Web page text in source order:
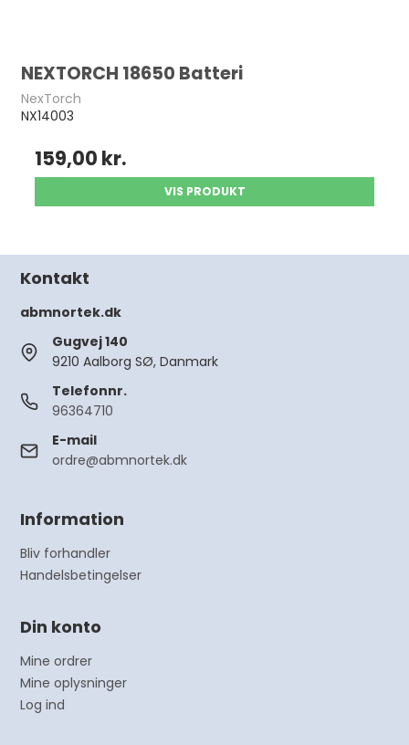
NEXTORCH 18650 Batteri
NexTorch
NX14003
159,00 kr.
VIS PRODUKT
Kontakt
abmnortek.dk
Gugvej 140
9210 Aalborg SØ, Danmark
Telefonnr.
96364710
E-mail
ordre@abmnortek.dk
Information
Bliv forhandler
Handelsbetingelser
Din konto
Mine ordrer
Mine oplysninger
Log ind